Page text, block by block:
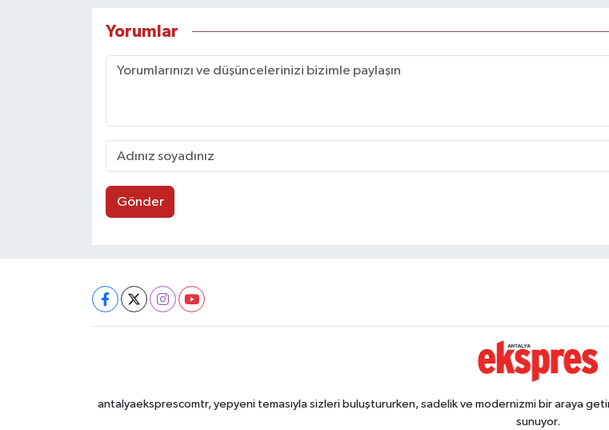
Yorumlar
Gönder
antalyaeksprescomtr, yepyeni temasıyla sizleri buluştururken, sadelik ve modernizmi bir araya
sunuyor.